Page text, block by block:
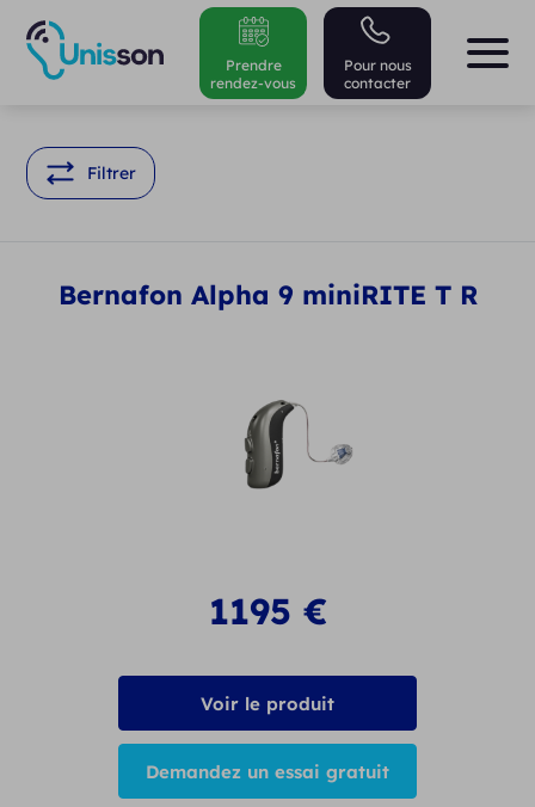
Pour nous
contacter
Prendre
rendez-vous
Filtrer
Bernafon Alpha 9 miniRITE T R
1195 €
Voir le produit
Demandez un essai gratuit